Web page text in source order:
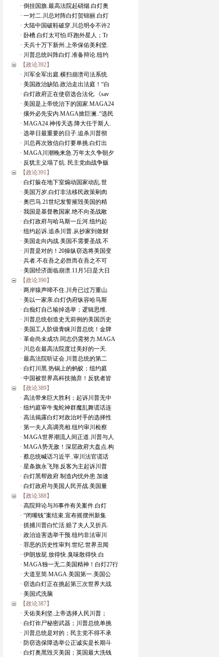
· 倒挂国旗.最高法院起硝烟.白灯奥
· 一对二.川总对阵白灯贺锦丽.白灯
· 大陆中国破鞋破穿.川总明令不许2
· 卧槽.白灯太可怕.吓跑外星人；Tr
· 天兵十万下新州.上帝保佑美利坚.
· 川普总统叫阵白灯.准备辩论.纽约
【政论392】
· 川军全军出庭.横扫崩溃司法系统.
· 美国政治缺陷.政治走出法庭！“白
· 白灯政府正在使窃选合法化.《sav
· 美国是上帝统治下的国家.MAGA24
· 攘外必先安内.MAGA掀巨澜..“选民
· MAGA24.神传天选.降大任于斯人.
· 选举日最重要的日子.追杀川普彻
· 川总再次致信白灯要单挑.白灯出
· MAGA川潮晚来急.万年太久争朝夕
· 反犹主义塌了炕. 民主党由战争贩
【政论391】
· 白灯躲在地下室煽动国家动乱.世
· 美国万岁.白灯非法移民政策剜肉
· 奥巴马.21世纪发誓摧毁美国的精
· 我国是基督教国家.绝不向圣战敞
· 白灯政府与哈马斯一丘河.纽约起
· 纽约起诉.追杀川普.从抄家到敛财
· 美国走向内战.美国不需要圣战.不
· 川普是对的！20操纵窃选将美国变
· 兵者.不在吾之必胜而在吾之不可
· 美国经济面临崩溃.11月5日是大日
【政论390】
· 两岸猿声啼不住.川舟已过万重山.
· 美以一家亲.白灯伪府纵容哈马斯
· 白痴灯自己输掉选举；逻辑思维.
· 川普总统创造史无前例的美国历史
· 美国工人阶级青睐川普总统！金牌
· 革命尚未成功.同志仍需努力.MAGA
· 川总在最高法院度过美好的一天.
· 最高法院听证会.川普总统的第二
· 白灯川黑.热锅上的蚂蚁；纽约庭
· 中国被世界高科技抛弃！反犹者皆
【政论389】
· 高法带来巨大胜利；起诉川普无中
· 纽约庭审牛鬼蛇神群魔乱舞谎话连
· 高法揭露白灯对政治对手的选择性
· 第一夫人高调亮相.纽约审川检察
· MAGA世界潮流人间正道.川普与人
· MAGA势无敌！深层政府大盘点.构
· 蔡总统喊话习近平..审川法官谎话
· 星条旗永飞翔.反客为主起诉川普
· 白灯黑帮政府.制造内忧外患.加速
· 白灯政府与美国人民开战.美国量
【政论388】
· 高院辩论与J6事件有关案件.白灯
· “闭嘴钱”案结束.宣布摇摆州新集
· 抓捕川普白忙活.赔了夫人又折兵.
· 政治迫害选举干预.纽约非法审川
· 罪恶的历史性审判.世纪.世界丑闻
· 伊朗放屁.放得快.臭味散得快.白
· MAGA独一无二美国精神！白灯27行
· 大道至简.MAGA.美国第一.美国公
· 窃选白灯正在挑起第三次世界大战
· 美国式洗脑
【政论387】
· 天佑美利坚.上帝选择人民川普；
· 白灯诈尸秘密武器；川普总统单挑
· 川普总统是对的；民主党不得不承
· 防窃选保障选举公正诚实是长期斗
· 白灯奥黑毁灭美国；英国最大洗钱